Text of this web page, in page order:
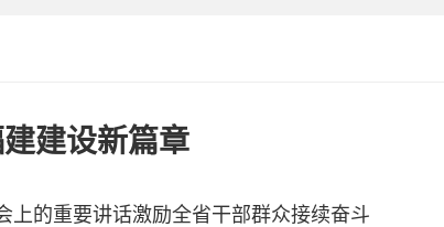
建设新篇章
的重要讲话激励全省干部群众接续奋斗